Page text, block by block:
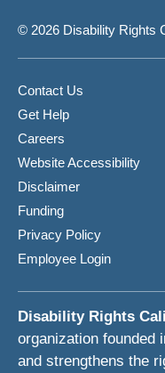
© 2026 Disability Rights
Contact Us
Get Help
Careers
Website Accessibility
Disclaimer
Funding
Privacy Policy
Employee Login
Disability Rights
organization founded
and strengthens the